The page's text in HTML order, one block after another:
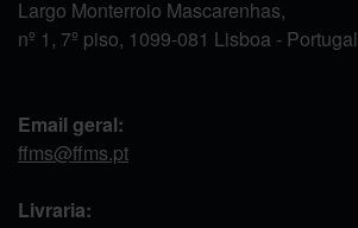
Largo Monterroio Mascarenhas,
nº 1, 7º piso, 1099-081 Lisboa - Portugal
Email geral:
ffms@ffms.pt
Livraria: